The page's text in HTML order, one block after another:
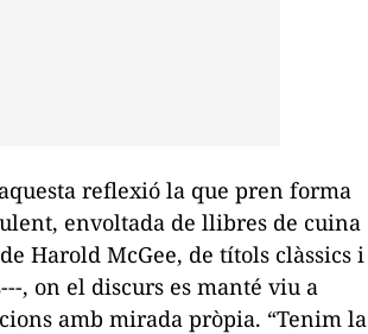
reflexió la que pren forma
envoltada de llibres de cuina
Harold McGee, de títols clàssics i
, on el discurs es manté viu a
amb mirada pròpia. “Tenim la